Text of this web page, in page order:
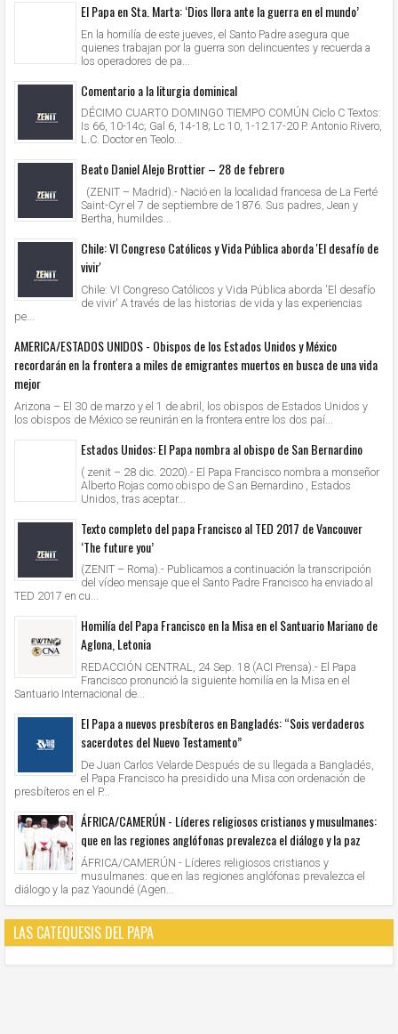
El Papa en Sta. Marta: ‘Dios llora ante la guerra en el mundo’
En la homilía de este jueves, el Santo Padre asegura que
quienes trabajan por la guerra son delincuentes y recuerda a
los operadores de pa...
Comentario a la liturgia dominical
DÉCIMO CUARTO DOMINGO TIEMPO COMÚN Ciclo C Textos:
Is 66, 10-14c; Gal 6, 14-18; Lc 10, 1-12.17-20 P. Antonio Rivero,
L.C. Doctor en Teolo...
Beato Daniel Alejo Brottier – 28 de febrero
(ZENIT – Madrid).- Nació en la localidad francesa de La Ferté
Saint-Cyr el 7 de septiembre de 1876. Sus padres, Jean y
Bertha, humildes...
Chile: VI Congreso Católicos y Vida Pública aborda 'El desafío de
vivir'
Chile: VI Congreso Católicos y Vida Pública aborda 'El desafío
de vivir' A través de las historias de vida y las experiencias
pe...
AMERICA/ESTADOS UNIDOS - Obispos de los Estados Unidos y México
recordarán en la frontera a miles de emigrantes muertos en busca de una vida
mejor
Arizona – El 30 de marzo y el 1 de abril, los obispos de Estados Unidos y
los obispos de México se reunirán en la frontera entre los dos paí...
Estados Unidos: El Papa nombra al obispo de San Bernardino
( zenit – 28 dic. 2020).- El Papa Francisco nombra a monseñor
Alberto Rojas como obispo de S an Bernardino , Estados
Unidos, tras aceptar...
Texto completo del papa Francisco al TED 2017 de Vancouver
‘The future you’
(ZENIT – Roma).- Publicamos a continuación la transcripción
del vídeo mensaje que el Santo Padre Francisco ha enviado al
TED 2017 en cu...
Homilía del Papa Francisco en la Misa en el Santuario Mariano de
Aglona, Letonia
REDACCIÓN CENTRAL, 24 Sep. 18 (ACI Prensa).- El Papa
Francisco pronunció la siguiente homilía en la Misa en el
Santuario Internacional de...
El Papa a nuevos presbíteros en Bangladés: “Sois verdaderos
sacerdotes del Nuevo Testamento”
De Juan Carlos Velarde Después de su llegada a Bangladés,
el Papa Francisco ha presidido una Misa con ordenación de
presbíteros en el P...
ÁFRICA/CAMERÚN - Líderes religiosos cristianos y musulmanes:
que en las regiones anglófonas prevalezca el diálogo y la paz
ÁFRICA/CAMERÚN - Líderes religiosos cristianos y
musulmanes: que en las regiones anglófonas prevalezca el
diálogo y la paz Yaoundé (Agen...
LAS CATEQUESIS DEL PAPA